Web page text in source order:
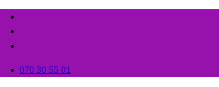
070 30 55 01